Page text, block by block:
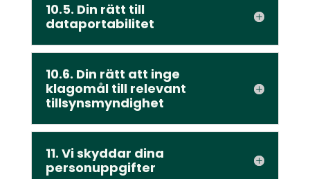
10.5. Din rätt till
dataportabilitet
10.6. Din rätt att inge
klagomål till relevant
tillsynsmyndighet
11. Vi skyddar dina
personuppgifter